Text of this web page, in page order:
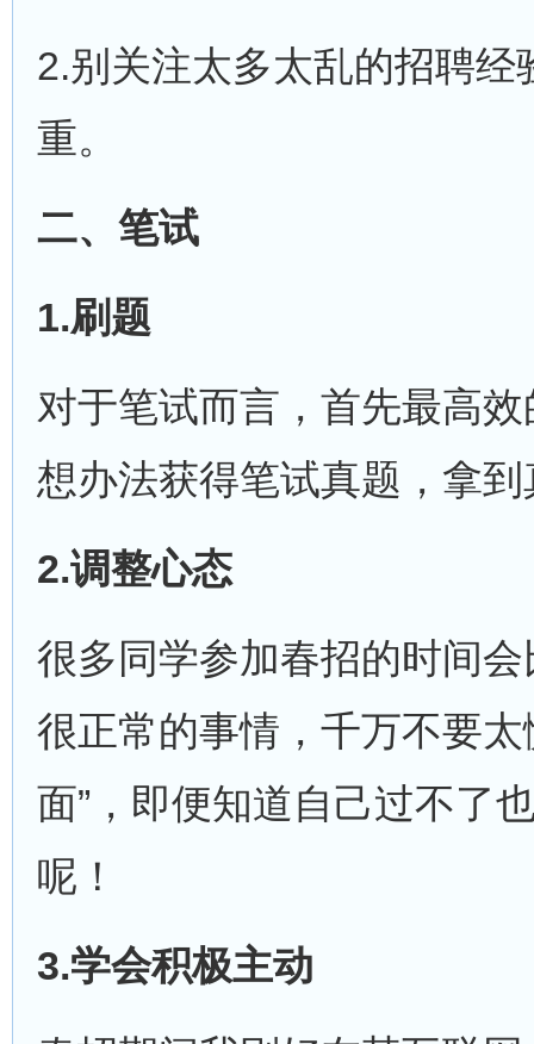
2.别关注太多太乱的招聘
重。
二、笔试
1.刷题
对于笔试而言，首先最高
想办法获得笔试真题，拿
2.调整心态
很多同学参加春招的时间
很正常的事情，千万不要
面”，即便知道自己过不了
呢！
3.学会积极主动